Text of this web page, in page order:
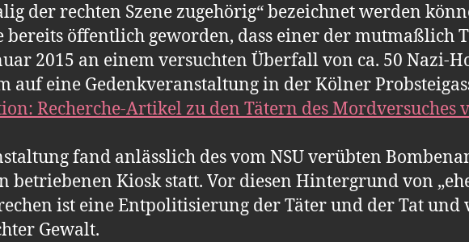
der rechten Szene zugehörig“ bezeichnet werden
bereits öffentlich geworden, dass einer der mutmaßlich
2015 an einem versuchten Überfall von ca. 50 Nazi-
auf eine Gedenkveranstaltung in der Kölner
Recherche-Artikel zu den Tätern des Mordversuches
fand anlässlich des vom NSU verübten
Kiosk statt. Vor diesen Hintergrund von
ist eine Entpolitisierung der Täter und der Tat
Gewalt.